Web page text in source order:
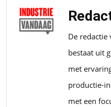
De redactie
bestaat uit
met
productie-
met een